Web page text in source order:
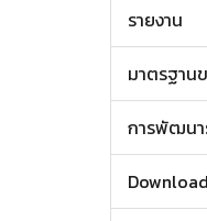
รายงาน
มาตรฐาน
การพัฒนา